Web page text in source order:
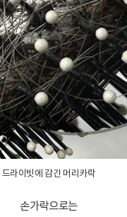
드라이빗에 감긴 머리카락
손가락으로는